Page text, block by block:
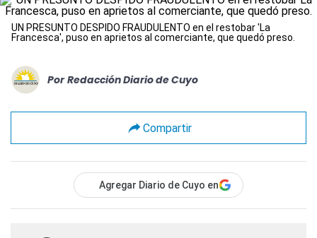
UN PRESUNTO DESPIDO FRAUDULENTO en el restobar 'La
Francesca', puso en aprietos al comerciante, que quedó preso.
Por Redacción Diario de Cuyo
Compartir
Agregar Diario de Cuyo en